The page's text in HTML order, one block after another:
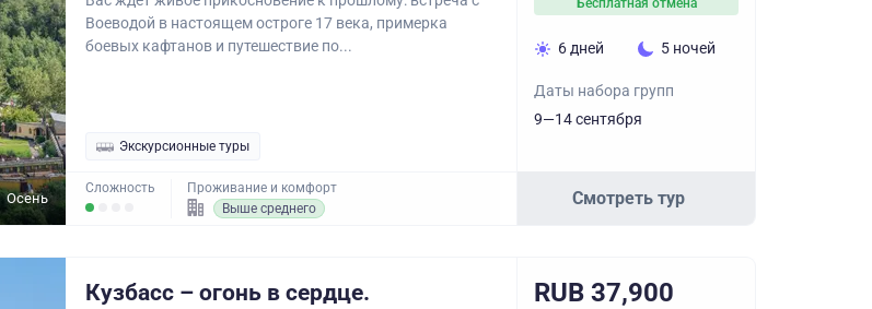
Осень
Воеводой в настоящем остроге 17 века, примерка
боевых кафтанов и путешествие по...
Экскурсионные туры
Сложность
Проживание и комфорт
Выше среднего
Бесплатная отмена
6 дней 5 ночей
Даты набора групп
9—14 сентября
Смотреть тур
Кузбасс – огонь в сердце.
RUB 37,900